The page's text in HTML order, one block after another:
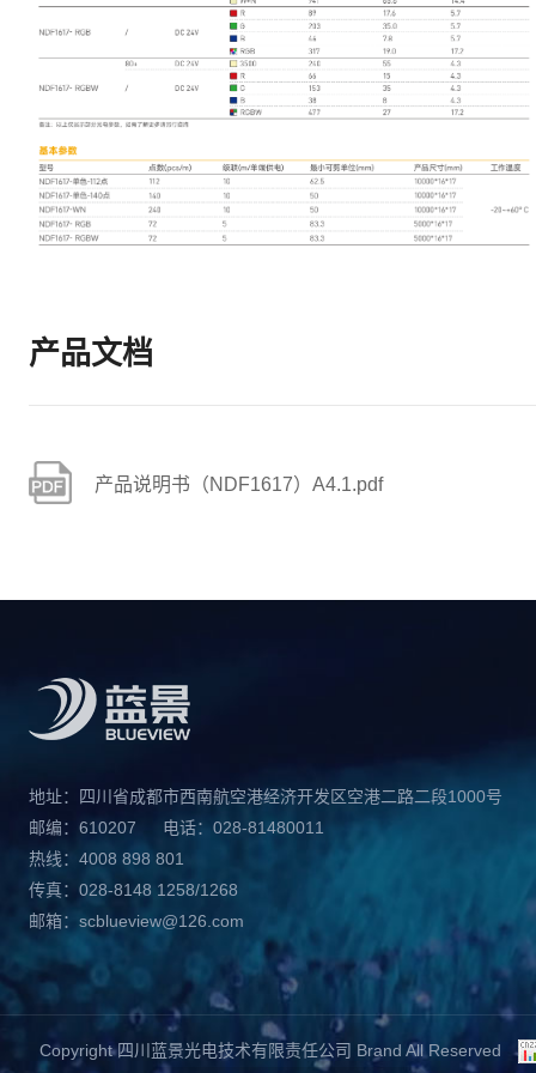
产品文档
产品说明书（NDF1617）A4.1.pdf
地址：四川省成都市西南航空港经济开发区空港二路二段1000号
邮编：610207
电话：028-81480011
热线：4008 898 801
传真：028-8148 1258/1268
邮箱：scblueview@126.com
Copyright 四川蓝景光电技术有限责任公司 Brand All Reserved